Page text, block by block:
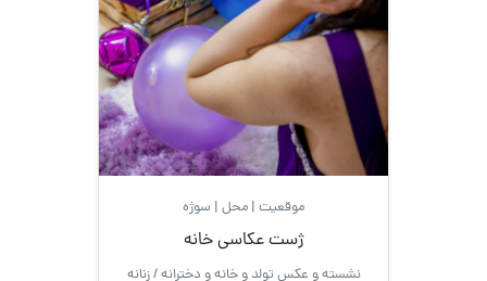
موقعیت | محل | سوژه
ژست عکاسی خانه
نشسته و عکس تولد و خانه و دخترانه / زنانه